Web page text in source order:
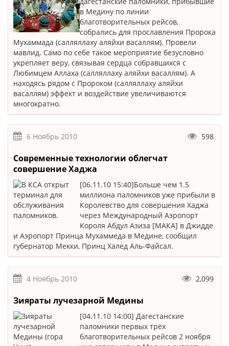
в Медину по линии
благотворительных рейсов,
собрались для прославления Пророка
Мухаммада (салляллаху аляйхи васаллям). Провели
мавлид. Само по себе такое мероприятие безусловно
укрепляет веру, связывая сердца собравшихся с
Любимцем Аллаха (салляллаху аляйхи васаллям). А
находясь рядом с Пророком (салляллаху аляйхи
васаллям) эффект и воздействие увеличиваются
многократно.
6 Ноябрь 2010 598
Современные технологии облегчат
совершение Хаджа
[06.11.10 15:40]Больше чем 1.5
миллиона паломников уже прибыли в
Королевство для совершения Хаджа
через Международный Аэропорт
Короля Абдул Азиза [МАКА] в Джидде
и Аэропорт Принца Мухаммеда в Медине, сообщил
губернатор Мекки, Принц Халед Аль-Файсал.
4 Ноябрь 2010 2,099
Зияраты лучезарной Медины
[04.11.10 14:00] Дагестанские
паломники первых трёх
благотворительных рейсов 2 ноября